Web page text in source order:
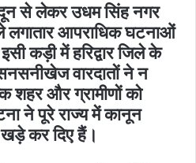
से लेकर उधम सिंह नगर
लगातार आपराधिक घटनाओं
कड़ी में हरिद्वार जिले के
वारदातों ने न
शहर और ग्रामीणों को
ने पूरे राज्य में कानून
खड़े कर दिए हैं।